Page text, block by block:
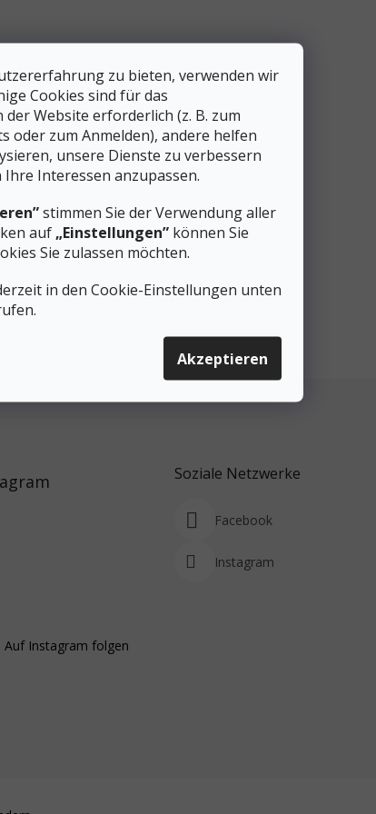
zu bieten, verwenden wir
Cookies sind für das
Website erforderlich (z. B. zum
oder zum Anmelden), andere helfen
unsere Dienste zu verbessern
Interessen anzupassen.
stimmen Sie der Verwendung aller
auf „Einstellungen” können Sie
Sie zulassen möchten.
in den Cookie-Einstellungen unten
Akzeptieren
Auf Instagram folgen
Soziale Netzwerke
Facebook
Instagram